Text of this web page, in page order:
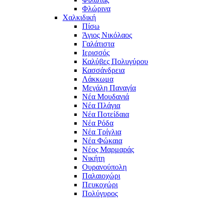
Φλώρινα
Χαλκιδική
Πίσω
Άγιος Νικόλαος
Γαλάτιστα
Ιερισσός
Καλύβες Πολυγύρου
Κασσάνδρεια
Λάκκωμα
Μεγάλη Παναγία
Νέα Μουδανιά
Νέα Πλάγια
Νέα Ποτείδαια
Νέα Ρόδα
Νέα Τρίγλια
Νέα Φώκαια
Νέος Μαρμαράς
Νικήτη
Ουρανούπολη
Παλαιοχώρι
Πευκοχώρι
Πολύγυρος